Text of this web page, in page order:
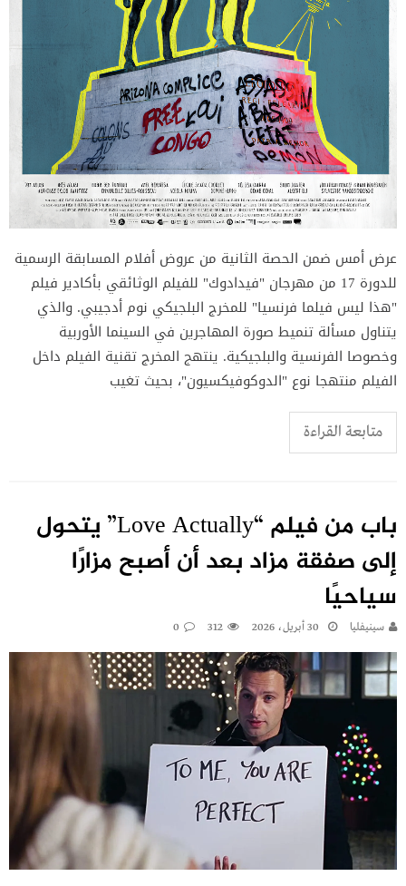
عرض أمس ضمن الحصة الثانية من عروض أفلام المسابقة الرسمية
للدورة 17 من مهرجان "فيدادوك" للفيلم الوثائقي بأكادير فيلم
"هذا ليس فيلما فرنسيا" للمخرج البلجيكي نوم أدجيبي. والذي
يتناول مسألة تنميط صورة المهاجرين في السينما الأوربية
وخصوصا الفرنسية والبلجيكية. ينتهج المخرج تقنية الفيلم داخل
الفيلم منتهجا نوع "الدوكوفيكسيون"، بحيث تغيب
متابعة القراءة
باب من فيلم “Love Actually” يتحول
إلى صفقة مزاد بعد أن أصبح مزارًا
سياحيًا
سينيفليا 30 أبريل، 2026 312
0